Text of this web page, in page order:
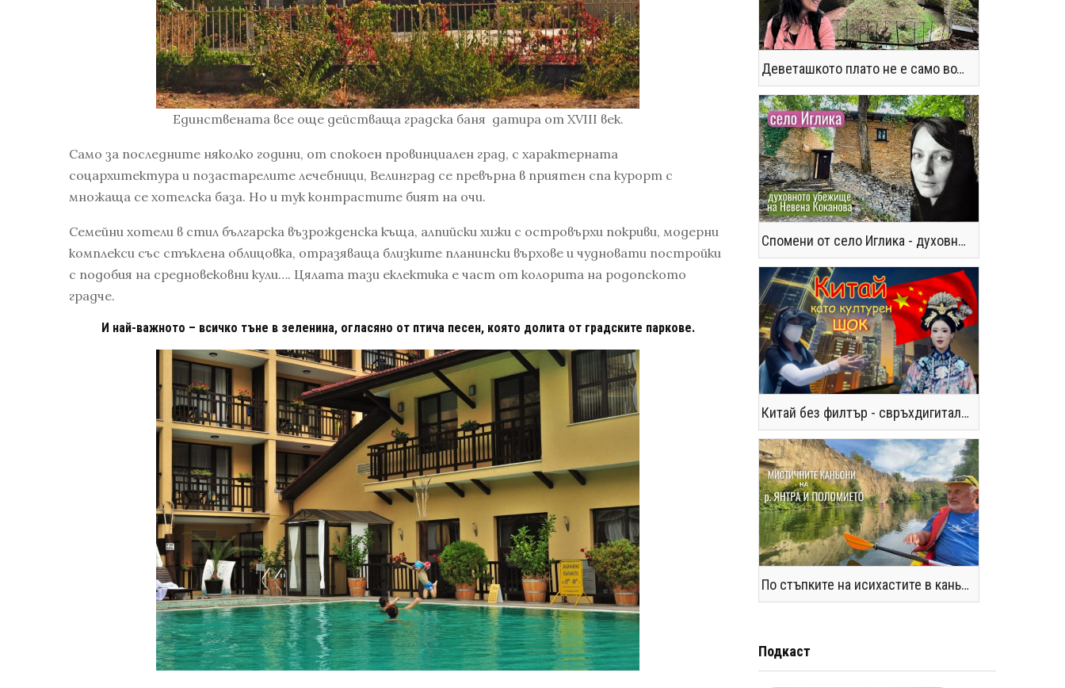
Единствената все още действаща градска баня датира от XVIII век.
Само за последните няколко години, от спокоен провинциален град, с характерната
соцархитектура и позастарелите лечебници, Велинград се превърна в приятен спа курорт с
множаща се хотелска база. Но и тук контрастите бият на очи.
Семейни хотели в стил българска възрожденска къща, алпийски хижи с островърхи покриви, модерни
комплекси със стъклена облицовка, отразяваща близките планински върхове и чудновати постройки
с подобия на средновековни кули…. Цялата тази еклектика е част от колорита на родопското
градче.
И най-важното – всичко тъне в зеленина, огласяно от птича песен, която долита от градските паркове.
Деветашкото плато не е само водопади и пещери - последвайте ме!
Спомени от село Иглика - духовното убежище на Невена Коканова
Китай без филтър - свръхдигитален, магнетичен, парадоксален
По стъпките на исихастите в каньоните на р. Янтра и Поломието
Подкаст